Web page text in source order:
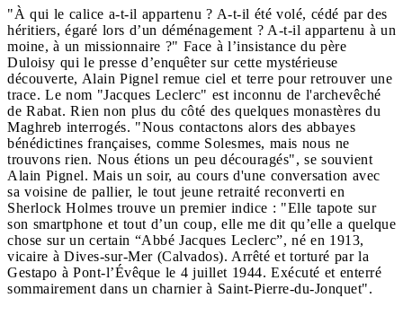
"À qui le calice a-t-il appartenu ? A-t-il été volé, cédé par des
héritiers, égaré lors d’un déménagement ? A-t-il appartenu à un
moine, à un missionnaire ?" Face à l’insistance du père
Duloisy qui le presse d’enquêter sur cette mystérieuse
découverte, Alain Pignel remue ciel et terre pour retrouver une
trace. Le nom "Jacques Leclerc" est inconnu de l'archevêché
de Rabat. Rien non plus du côté des quelques monastères du
Maghreb interrogés. "Nous contactons alors des abbayes
bénédictines françaises, comme Solesmes, mais nous ne
trouvons rien. Nous étions un peu découragés", se souvient
Alain Pignel. Mais un soir, au cours d'une conversation avec
sa voisine de pallier, le tout jeune retraité reconverti en
Sherlock Holmes trouve un premier indice : "Elle tapote sur
son smartphone et tout d’un coup, elle me dit qu’elle a quelque
chose sur un certain “Abbé Jacques Leclerc”, né en 1913,
vicaire à Dives-sur-Mer (Calvados). Arrêté et torturé par la
Gestapo à Pont-l’Évêque le 4 juillet 1944. Exécuté et enterré
sommairement dans un charnier à Saint-Pierre-du-Jonquet".